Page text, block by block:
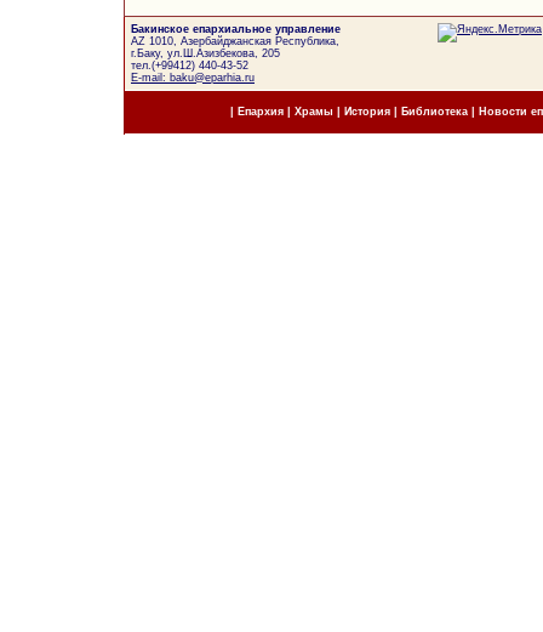
Бакинское епархиальное управление
AZ 1010, Азербайджанская Республика,
г.Баку, ул.Ш.Азизбекова, 205
тел.(+99412) 440-43-52
E-mail: baku@eparhia.ru
Епархия| Храмы История| Библиотека Новости